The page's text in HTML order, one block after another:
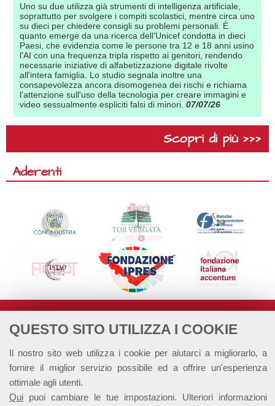
QUESTO SITO UTILIZZA I COOKIE
Il nostro sito web utilizza i cookie per aiutarci a migliorarlo, a
fornire il miglior servizio possibile ed a offrire un'esperienza
ottimale agli utenti.
Qui puoi cambiare le tue impostazioni. Ulteriori informazioni
Uno su due utilizza già strumenti di intelligenza artificiale,
soprattutto per svolgere i compiti scolastici, mentre circa uno
su dieci per chiedere consigli su problemi personali. È
quanto emerge da una ricerca dell’Unicef condotta in dieci
Paesi, che evidenzia come le persone tra 12 e 18 anni usino
l'AI con una frequenza tripla rispetto ai genitori, rendendo
necessarie iniziative di alfabetizzazione digitale rivolte
all'intera famiglia. Lo studio segnala inoltre una
consapevolezza ancora disomogenea dei rischi e richiama
l'attenzione sull'uso della tecnologia per creare immagini e
video sessualmente espliciti falsi di minori. 07/07/26
Scopri di più >>>
Aderenti